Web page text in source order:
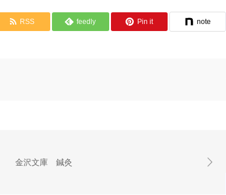
RSS feedly Pin it note
金沢文庫 鍼灸